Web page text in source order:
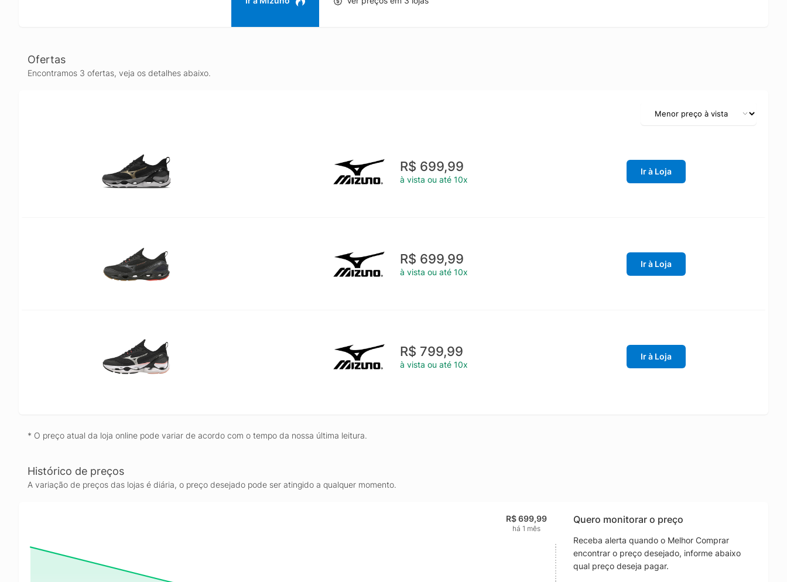
Ofertas
Encontramos 3 ofertas, veja os detalhes abaixo.
R$ 699,99
à vista ou até 10x
Ir à Loja
R$ 699,99
à vista ou até 10x
Ir à Loja
R$ 799,99
à vista ou até 10x
Ir à Loja
* O preço atual da loja online pode variar de acordo com o tempo da nossa última leitura.
Histórico de preços
A variação de preços das lojas é diária, o preço desejado pode ser atingido a qualquer momento.
R$ 699,99
há 1 mês
Quero monitorar o preço
Receba alerta quando o Melhor Comprar
encontrar o preço desejado, informe abaixo
qual preço deseja pagar.